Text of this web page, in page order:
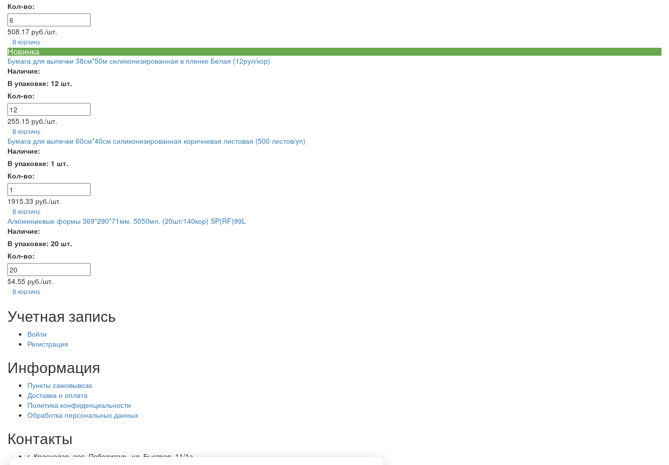
Кол-во:
508.17 руб./шт.
В корзину
Новинка
Бумага для выпечки 38см*50м силиконизированная в пленке Белая (12рул/кор)
Наличие:
В упаковке: 12 шт.
Кол-во:
255.15 руб./шт.
В корзину
Бумага для выпечки 60см*40см силиконизированная коричневая листовая (500 листов/уп)
Наличие:
В упаковке: 1 шт.
Кол-во:
1915.33 руб./шт.
В корзину
Алюминиевые формы 369*290*71мм. 5050мл. (20шт/140кор) SP(RF)99L
Наличие:
В упаковке: 20 шт.
Кол-во:
54.55 руб./шт.
В корзину
Учетная запись
Войти
Регистрация
Информация
Пункты самовывоза
Доставка и оплата
Политика конфиденциальности
Обработка персональных данных
Контакты
г. Краснодар, пос. Победитель, ул. Быстрая, 11/1а